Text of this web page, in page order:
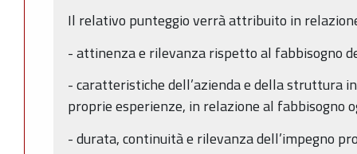
Il relativo punteggio verrà attribuito in
- attinenza e rilevanza rispetto al fabbisogno
- caratteristiche dell’azienda e della struttura
proprie esperienze, in relazione al fabbisogno
- durata, continuità e rilevanza dell’impegno